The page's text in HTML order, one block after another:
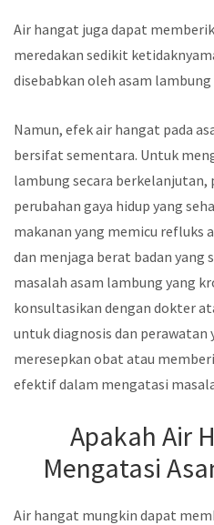
Air hangat juga dapat
meredakan sedikit
disebabkan oleh asam lambung
Namun, efek air hangat pada
bersifat sementara. Untuk
lambung secara
perubahan gaya hidup yang
makanan yang memicu refluks
dan menjaga berat badan yang
masalah asam lambung yang
konsultasikan dengan dokter
untuk diagnosis dan perawatan
meresepkan obat atau
efektif dalam mengatasi
Apakah Air
Mengatasi
Air hangat mungkin dapat